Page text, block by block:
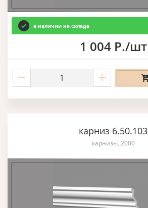
в наличии на складе
1 004 Р./шт
карниз 6.50.103
карнизы, 2000